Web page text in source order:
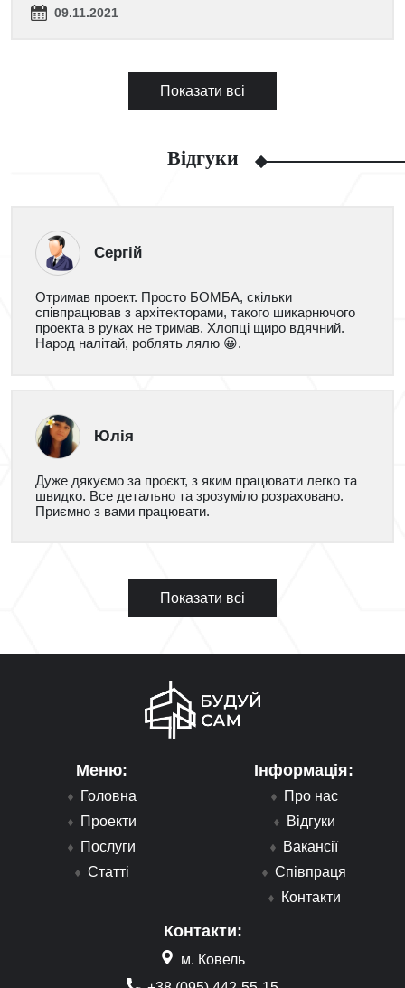
09.11.2021
Показати всі
Відгуки
Сергій
Отримав проект. Просто БОМБА, скільки
співпрацював з архітекторами, такого шикарнючого
проекта в руках не тримав. Хлопці щиро вдячний.
Народ налітай, роблять лялю 😀.
Юлія
Дуже дякуємо за проєкт, з яким працювати легко та
швидко. Все детально та зрозуміло розраховано.
Приємно з вами працювати.
Показати всі
Меню:
Головна
Проекти
Послуги
Статті
Інформація:
Про нас
Відгуки
Вакансії
Співпраця
Контакти
Контакти:
м. Ковель